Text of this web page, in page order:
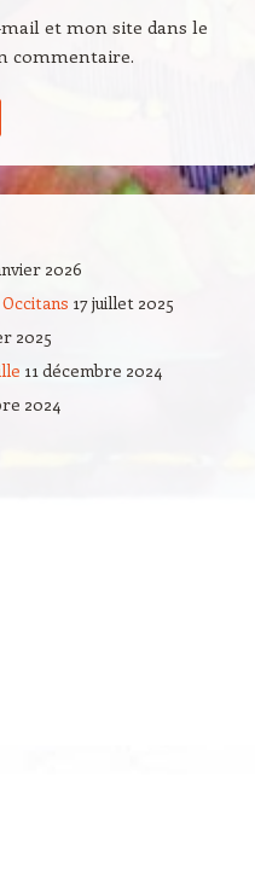
et mon site dans le
commentaire.
2026
17 juillet 2025
2025
11 décembre 2024
2024